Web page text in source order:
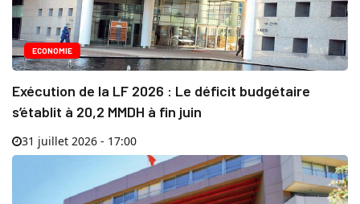
ECONOMIE
Exécution de la LF 2026 : Le déficit budgétaire
s’établit à 20,2 MMDH à fin juin
31 juillet 2026 - 17:00